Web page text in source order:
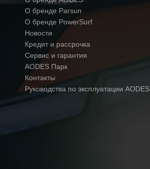
О бренде Parsun
О бренде PowerSurf
Новости
Кредит и рассрочка
Сервис и гарантия
AODES Парк
Контакты
Руководства по эксплуатации AODES